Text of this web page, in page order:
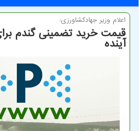
اعلام وزیر جهادكشاورزی:
قیمت خرید تضمینی گندم
آینده